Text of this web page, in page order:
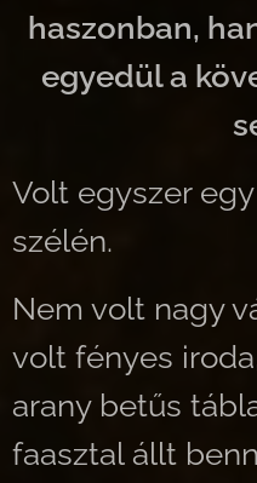
haszonban,
egyedül a
Volt egyszer
szélén.
Nem volt nagy
volt fényes
arany betűs
faasztal állt